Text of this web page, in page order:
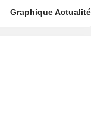
Graphique